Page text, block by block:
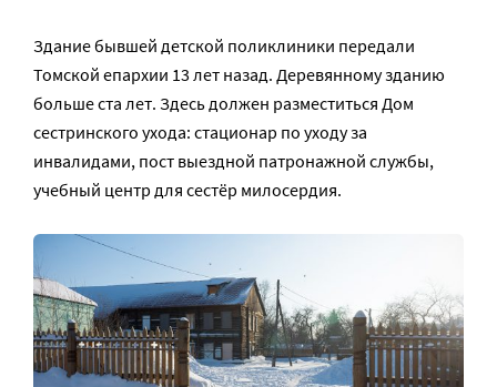
Здание бывшей детской поликлиники передали
Томской епархии 13 лет назад. Деревянному зданию
больше ста лет. Здесь должен разместиться Дом
сестринского ухода: стационар по уходу за
инвалидами, пост выездной патронажной службы,
учебный центр для сестёр милосердия.